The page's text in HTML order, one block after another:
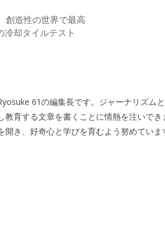
創造性の世界で最高
却タイルテスト
61の編集長です。ジャーナリズム
教育する文章を書くことに情熱を注いで
開き、好奇心と学びを育むよう努めていま